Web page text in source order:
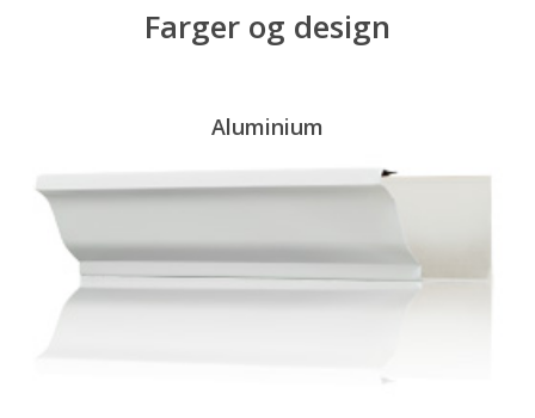
Farger og design
Aluminium